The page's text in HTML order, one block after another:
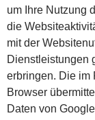
um Ihre Nutzung
die
mit der
Dienstleistungen
erbringen. Die im
Browser
Daten von